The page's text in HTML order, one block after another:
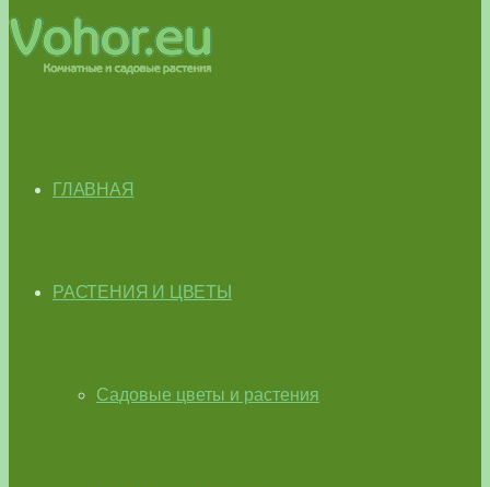
ГЛАВНАЯ
РАСТЕНИЯ И ЦВЕТЫ
Садовые цветы и растения